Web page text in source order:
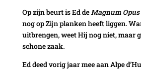
Op zijn beurt is Ed deMagnum Opus
nog op Zijn planken heeft liggen.
uitbrengen, weet Hij nog niet, maar
schone zaak.
Ed deed vorig jaar mee aan Alpe